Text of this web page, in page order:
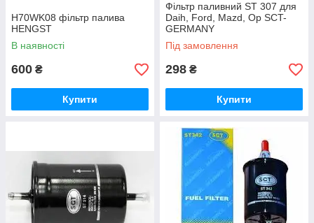
H70WK08 фільтр палива
HENGST
В наявності
600 ₴
Купити
Фільтр паливний ST 307 для
Daih, Ford, Mazd, Op SCT-
GERMANY
Під замовлення
298 ₴
Купити